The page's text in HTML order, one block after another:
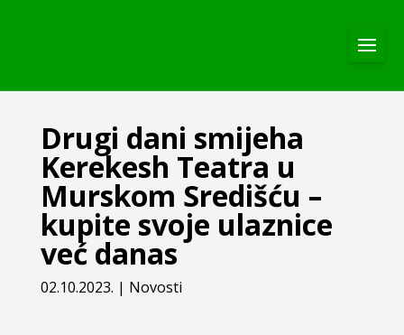
Drugi dani smijeha
Kerekesh Teatra u
Murskom Središću –
kupite svoje ulaznice
već danas
02.10.2023. | Novosti